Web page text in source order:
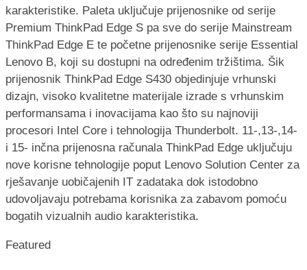
karakteristike. Paleta uključuje prijenosnike od serije
Premium ThinkPad Edge S pa sve do serije Mainstream
ThinkPad Edge E te početne prijenosnike serije Essential
Lenovo B, koji su dostupni na određenim tržištima. Šik
prijenosnik ThinkPad Edge S430 objedinjuje vrhunski
dizajn, visoko kvalitetne materijale izrade s vrhunskim
performansama i inovacijama kao što su najnoviji
procesori Intel Core i tehnologija Thunderbolt. 11-,13-,14-
i 15- inčna prijenosna računala ThinkPad Edge uključuju
nove korisne tehnologije poput Lenovo Solution Center za
rješavanje uobičajenih IT zadataka dok istodobno
udovoljavaju potrebama korisnika za zabavom pomoću
bogatih vizualnih audio karakteristika.
Featured